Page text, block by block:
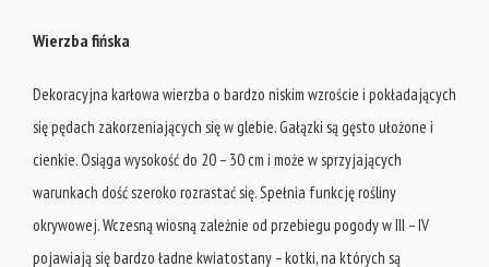
Wierzba fińska
Dekoracyjna karłowa wierzba o bardzo niskim wzroście i pokładających
się pędach zakorzeniających się w glebie. Gałązki są gęsto ułożone i
cienkie. Osiąga wysokość do 20 – 30 cm i może w sprzyjających
warunkach dość szeroko rozrastać się. Spełnia funkcję rośliny
okrywowej. Wczesną wiosną zależnie od przebiegu pogody w III – IV
pojawiają się bardzo ładne kwiatostany – kotki, na których są